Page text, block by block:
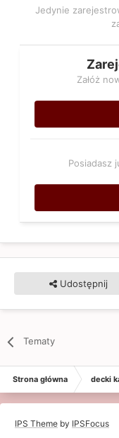
Jedynie
Załóż
Posiadasz
Udostępnij
Tematy
Strona główna decki
IPS Theme by IPSFocus